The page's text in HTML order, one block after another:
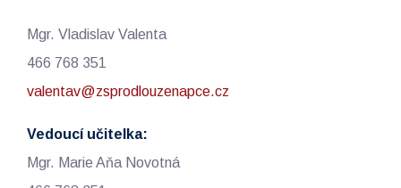
Mgr. Vladislav Valenta
466 768 351
valentav@zsprodlouzenapce.cz
Vedoucí učitelka:
Mgr. Marie Aňa Novotná